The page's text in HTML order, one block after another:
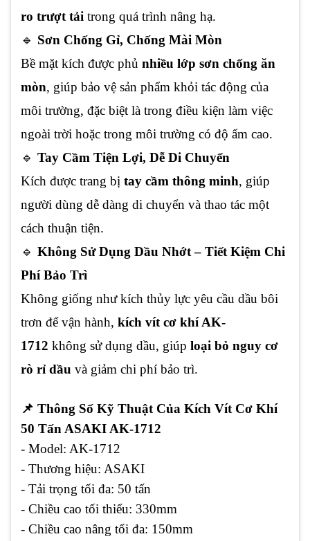
ro trượt tải trong quá trình nâng hạ.
🔹 Sơn Chống Gỉ, Chống Mài Mòn
Bề mặt kích được phủ nhiều lớp sơn chống ăn
mòn, giúp bảo vệ sản phẩm khỏi tác động của
môi trường, đặc biệt là trong điều kiện làm việc
ngoài trời hoặc trong môi trường có độ ẩm cao.
🔹 Tay Cầm Tiện Lợi, Dễ Di Chuyển
Kích được trang bị tay cầm thông minh, giúp
người dùng dễ dàng di chuyển và thao tác một
cách thuận tiện.
🔹 Không Sử Dụng Dầu Nhớt – Tiết Kiệm Chi
Phí Bảo Trì
Không giống như kích thủy lực yêu cầu dầu bôi
trơn để vận hành, kích vít cơ khí AK-
1712 không sử dụng dầu, giúp loại bỏ nguy cơ
rò rỉ dầu và giảm chi phí bảo trì.
📌 Thông Số Kỹ Thuật Của Kích Vít Cơ Khí
50 Tấn ASAKI AK-1712
- Model: AK-1712
- Thương hiệu: ASAKI
- Tải trọng tối đa: 50 tấn
- Chiều cao tối thiểu: 330mm
- Chiều cao nâng tối đa: 150mm